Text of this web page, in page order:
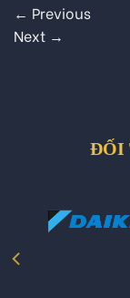
← Previous
Next →
ĐỐI